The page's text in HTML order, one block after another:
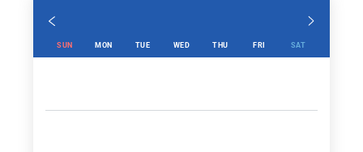
SUN MON TUE WED THU FRI SAT